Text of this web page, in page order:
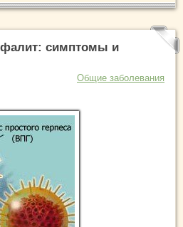
симптомы и
Общие заболевания